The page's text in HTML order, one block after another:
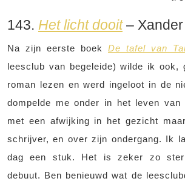
143. Het licht dooit–
Na zijn eerste boek De tafel van
leesclub van begeleide) wilde ik ook,
roman lezen en werd ingeloot in de
dompelde me onder in het leven van
met een afwijking in het gezicht
schrijver, en over zijn ondergang. Ik
dag een stuk. Het is zeker zo
debuut. Ben benieuwd wat de